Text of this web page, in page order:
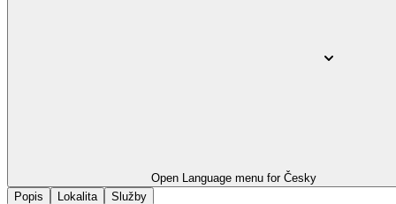
Open Language menu for Česky
Popis
Lokalita Služby